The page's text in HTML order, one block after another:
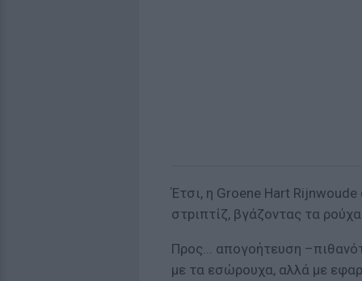
Έτσι, η Groene Hart Rijnwoude
στpιπτίζ, βγάζοντας τα
Προς... απογοήτευση
με τα εσώρουχα, αλλά με